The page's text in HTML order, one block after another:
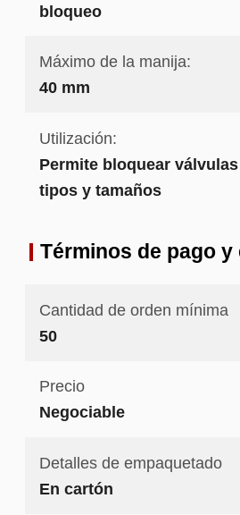
bloqueo
Máximo de la manija:
40 mm
Utilización:
Permite bloquear
tipos y tamaños
Términos de pago y
Cantidad de orden mínima
50
Precio
Negociable
Detalles de empaquetado
En cartón